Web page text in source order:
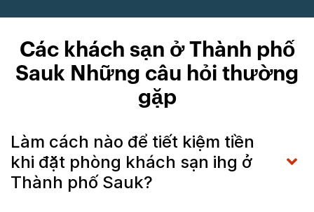
Các khách sạn ở Thành phố
Sauk Những câu hỏi thường
gặp
Làm cách nào để tiết kiệm tiền
khi đặt phòng khách sạn ihg ở
Thành phố Sauk?